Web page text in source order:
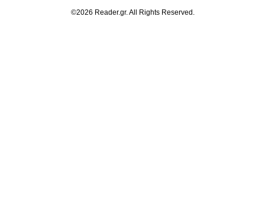
©2026 Reader.gr. All Rights Reserved.